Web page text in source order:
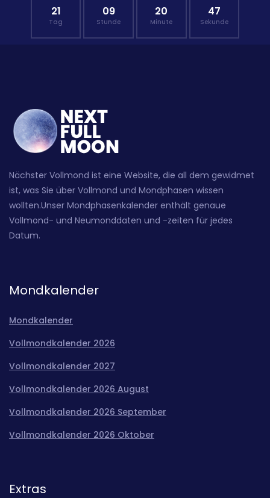
21
Tag
09
Stunde
20
Minute
46
Sekunde
Nächster Vollmond ist eine Website, die all dem gewidmet
ist, was Sie über Vollmond und Mondphasen wissen
wollten.Unser Mondphasenkalender enthält genaue
Vollmond- und Neumonddaten und -zeiten für jedes
Datum.
Mondkalender
Mondkalender
Vollmondkalender 2026
Vollmondkalender 2027
Vollmondkalender 2026 August
Vollmondkalender 2026 September
Vollmondkalender 2026 Oktober
Extras